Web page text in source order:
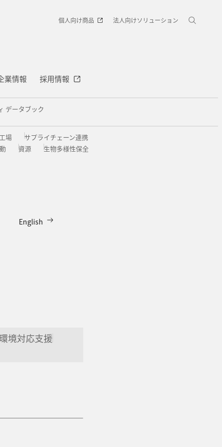
業情報 採用情報
個人向け商品 法人向けソリューション
データブック
場
サプライチェーン連携
資源 生物多様性保全
English
境対応支援